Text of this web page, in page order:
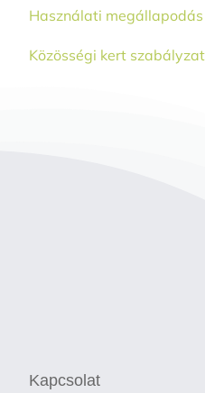
Használati
Közösségi kert
Kapcsolat